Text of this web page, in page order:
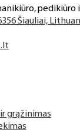
Šiauliai,
grąžinimas